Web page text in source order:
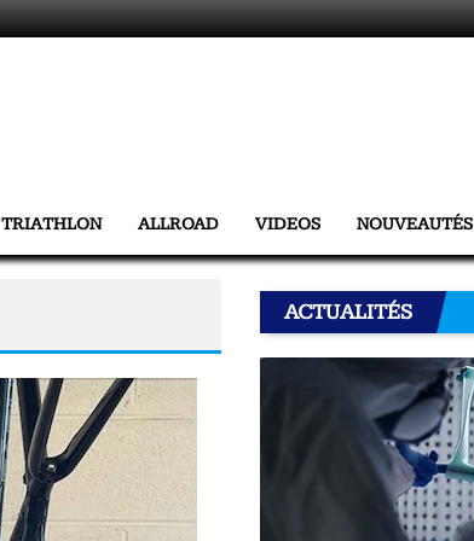
TRIATHLON ALLROAD VIDEOS NOUVEAUTÉS
ACTUALITÉS